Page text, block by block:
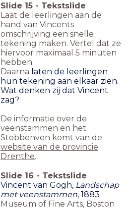
Slide 15 - Tekstslide
Laat de leerlingen aan de
hand van Vincents
omschrijving een snelle
tekening maken. Vertel dat ze
hiervoor maximaal 5 minuten
hebben.
Daarna laten de leerlingen
hun tekening aan elkaar zien.
Wat denken zij dat Vincent
zag?
De informatie over de
veenstammen en het
Stobbenven komt van de
website van de provincie
Drenthe.
Slide 16 - Tekstslide
Vincent van Gogh, Landschap
met veenstammen, 1883
Museum of Fine Arts, Boston